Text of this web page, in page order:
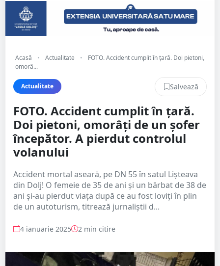
Acasă • Actualitate •
FOTO. Accident cumplit în țară. Doi pietoni,
omorâ...
Actualitate Salvează
FOTO. Accident cumplit în țară.
Doi pietoni, omorâți de un șofer
începător. A pierdut controlul
volanului
Accident mortal aseară, pe DN 55 în satul Lişteava
din Dolj! O femeie de 35 de ani şi un bărbat de 38 de
ani şi-au pierdut viaţa după ce au fost loviţi în plin
de un autoturism, titrează jurnaliștii d...
4 ianuarie 2025 2 min citire